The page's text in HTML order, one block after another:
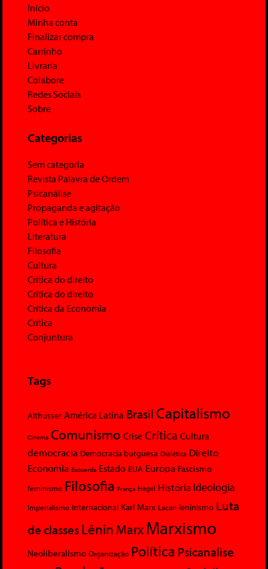
Início
Minha conta
Finalizar compra
Carrinho
Livraria
Colabore
Redes Sociais
Sobre
Categorias
Sem categoria
Revista Palavra de Ordem
Psicanálise
Propaganda e agitação
Política e História
Literatura
Filosofia
Cultura
Crítica do direito
Crítica do direito
Crítica da Economia
Crítica
Conjuntura
Tags
Althusser América Latina Brasil Capitalismo
Cinema Comunismo Crise Crítica Cultura
democracia Democracia burguesa Dialética Direito
Economia Esquerda Estado EUA Europa Fascismo
feminismo Filosofia França Hegel História Ideologia
Imperialismo Internacional Karl Marx Lacan leninismo Luta
de classesLênin MarxMarxismo
Neoliberalismo Organização Política Psicanalise